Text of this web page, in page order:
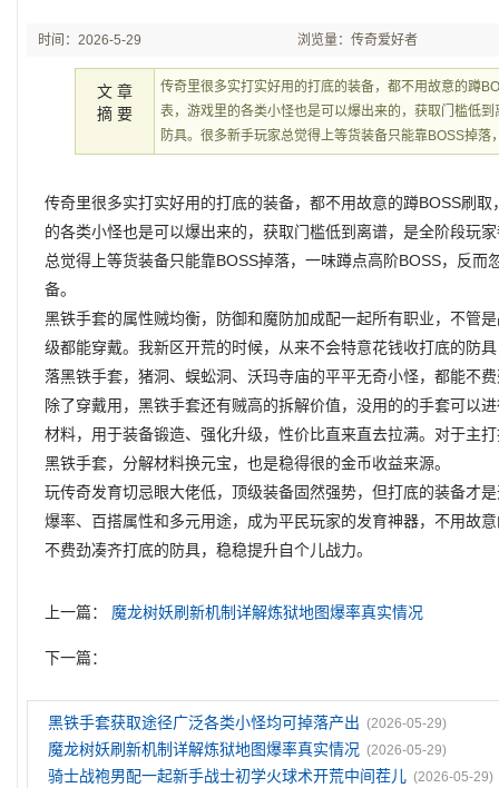
时间：2026-5-29
21:35:56
浏览量：传奇爱好者
文 章
摘 要
传奇里很多实打实好用的打底的装备，都不用故意的蹲
表，游戏里的各类小怪也是可以爆出来的，获取门槛低
防具。很多新手玩家总觉得上等货装备只能靠BOSS掉落
传奇里很多实打实好用的打底的装备，都不用故意的蹲BOSS刷
的各类小怪也是可以爆出来的，获取门槛低到离谱，是全阶段玩
总觉得上等货装备只能靠BOSS掉落，一味蹲点高阶BOSS，反而
备。
黑铁手套的属性贼均衡，防御和魔防加成配一起所有职业，不管
级都能穿戴。我新区开荒的时候，从来不会特意花钱收打底的防
落黑铁手套，猪洞、蜈蚣洞、沃玛寺庙的平平无奇小怪，都能不
除了穿戴用，黑铁手套还有贼高的拆解价值，没用的的手套可以
材料，用于装备锻造、强化升级，性价比直来直去拉满。对于主
黑铁手套，分解材料换元宝，也是稳得很的金币收益来源。
玩传奇发育切忌眼大佬低，顶级装备固然强势，但打底的装备才
爆率、百搭属性和多元用途，成为平民玩家的发育神器，不用故
不费劲凑齐打底的防具，稳稳提升自个儿战力。
上一篇： 魔龙树妖刷新机制详解炼狱地图爆率真实情况
下一篇：
黑铁手套获取途径广泛各类小怪均可掉落产出 (2026-05-29)
魔龙树妖刷新机制详解炼狱地图爆率真实情况 (2026-05-29)
骑士战袍男配一起新手战士初学火球术开荒中间茬儿 (2026-05-29)